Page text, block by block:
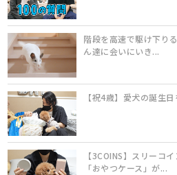
階段を高速で駆け下り
ん達に会いにいき...
【祝4歳】愛犬の誕生
【3COINS】スリーコ
「おやつケース」が...